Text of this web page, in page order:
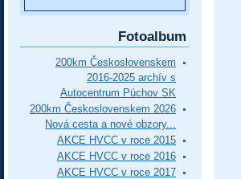
Fotoalbum
200km Československem
2016-2025 archív s
Autocentrum Púchov SK
200km Československem 2026
Nová cesta a nové obzory...
AKCE HVCC v roce 2015
AKCE HVCC v roce 2016
AKCE HVCC v roce 2017